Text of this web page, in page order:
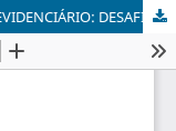
A INSEGURANÇA JURÍDICA NO LIMBO PREVIDENCIÁRIO: DESAFIOS PARA A EFETIVAÇÃO DOS DIREITOS SOCIAIS